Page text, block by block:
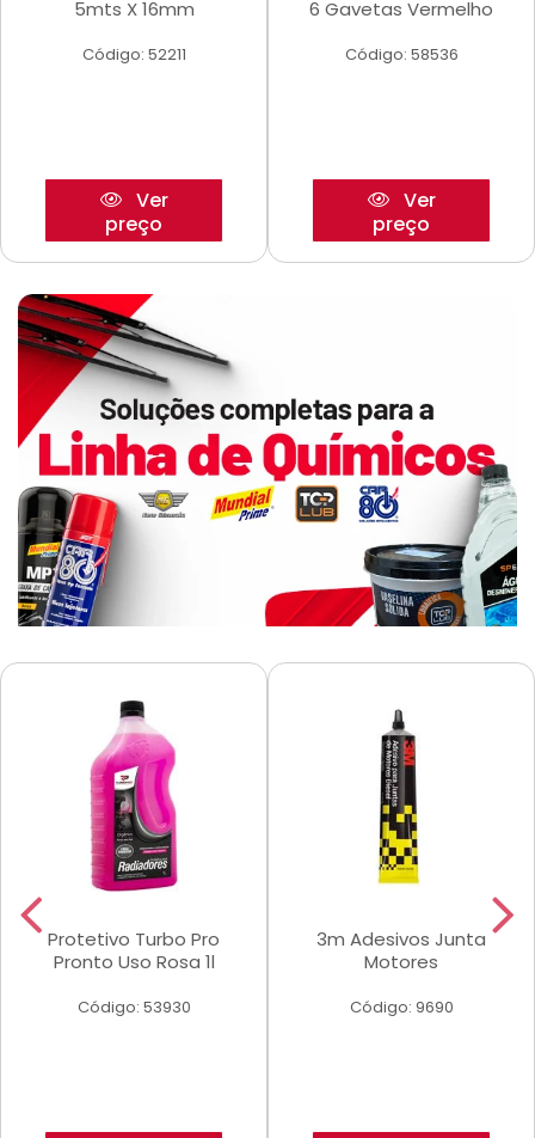
5mts X 16mm
Código: 52211
Ver
preço
6 Gavetas Vermelho
Código: 58536
Ver
preço
Protetivo Turbo Pro
Pronto Uso Rosa 1l
Código: 53930
3m Adesivos Junta
Motores
Código: 9690